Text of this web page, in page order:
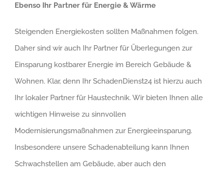
Ebenso Ihr Partner für Energie & Wärme
Steigenden Energiekosten sollten Maßnahmen folgen.
Daher sind wir auch Ihr Partner für Überlegungen zur
Einsparung kostbarer Energie im Bereich Gebäude &
Wohnen. Klar, denn Ihr SchadenDienst24 ist hierzu auch
Ihr lokaler Partner für Haustechnik. Wir bieten Ihnen alle
wichtigen Hinweise zu sinnvollen
Modernisierungsmaßnahmen zur Energieeinsparung.
Insbesondere unsere Schadenabteilung kann Ihnen
Schwachstellen am Gebäude, aber auch den